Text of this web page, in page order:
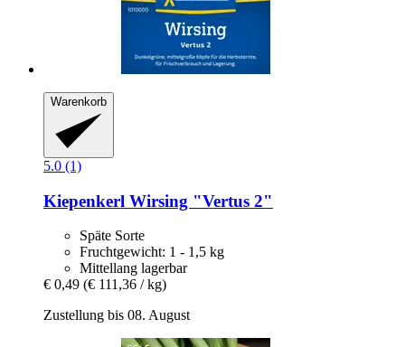
Warenkorb
5.0 (1)
Kiepenkerl Wirsing "Vertus 2"
Späte Sorte
Fruchtgewicht: 1 - 1,5 kg
Mittellang lagerbar
€ 0,49 (€ 111,36 / kg)
Zustellung bis 08. August